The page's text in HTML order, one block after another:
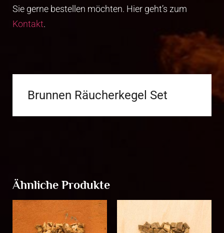
Sie gerne bestellen möchten. Hier geht’s zum
Kontakt.
Brunnen Räucherkegel Set
Ähnliche Produkte